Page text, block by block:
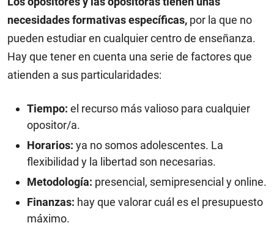
necesidades formativas específicas, por la que no
pueden estudiar en cualquier centro de enseñanza.
Hay que tener en cuenta una serie de factores que
atienden a sus particularidades:
Tiempo: el recurso más valioso para cualquier
opositor/a.
Horarios: ya no somos adolescentes. La
flexibilidad y la libertad son necesarias.
Metodología: presencial, semipresencial y online.
Finanzas: hay que valorar cuál es el presupuesto
máximo.